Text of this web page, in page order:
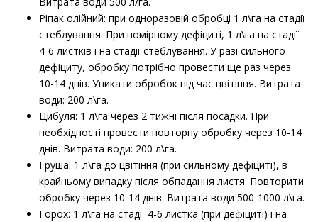
Ріпак олійний: при одноразовій обробці 1 л\га на стадії
стеблування. При помірному дефіциті, 1 л\га на стадії
4-6 листків і на стадії стеблування. У разі сильного
дефіциту, обробку потрібно провести ще раз через
10-14 днів. Уникати обробок під час цвітіння. Витрата
води: 200 л\га.
Цибуля: 1 л\га через 2 тижні після посадки. При
необхідності провести повторну обробку через 10-14
днів. Витрата води: 200 л\га.
Груша: 1 л\га до цвітіння (при сильному дефіциті), в
крайньому випадку після обпадання листя. Повторити
обробку через 10-14 днів. Витрата води 500-1000 л\га.
Горох: 1 л\га на стадії 4-6 листка (при дефіциті) і на